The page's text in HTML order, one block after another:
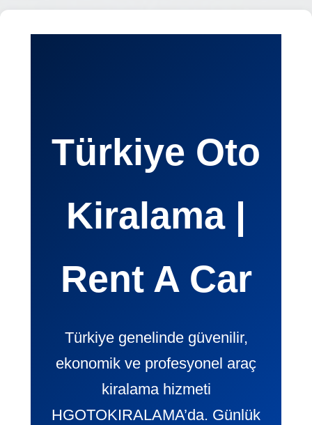
Türkiye Oto
Kiralama |
Rent A Car
Türkiye genelinde güvenilir,
ekonomik ve profesyonel araç
kiralama hizmeti
HGOTOKIRALAMA’da. Günlük